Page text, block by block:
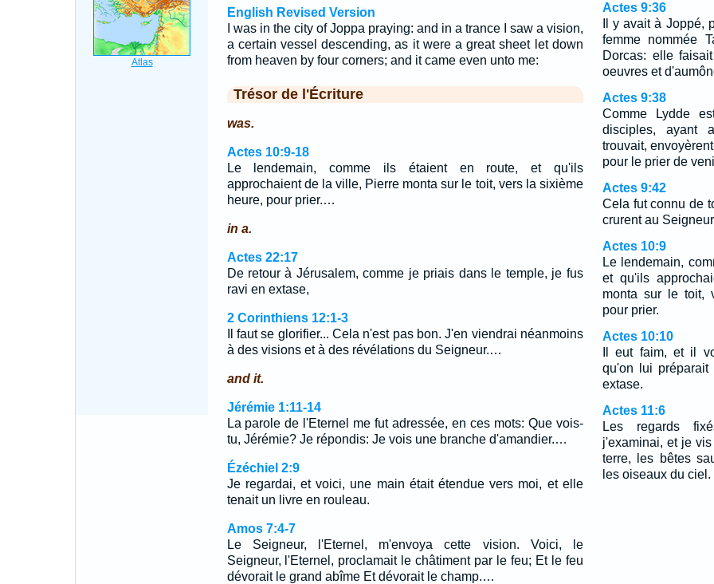
English Revised Version
I was in the city of Joppa praying: and in a trance I saw a vision,
a certain vessel descending, as it were a great sheet let down
from heaven by four corners; and it came even unto me:
Trésor de l'Écriture
was.
Actes 10:9-18
Le lendemain, comme ils étaient en route, et qu'ils
approchaient de la ville, Pierre monta sur le toit, vers la sixième
heure, pour prier.…
in a.
Actes 22:17
De retour à Jérusalem, comme je priais dans le temple, je fus
ravi en extase,
2 Corinthiens 12:1-3
Il faut se glorifier... Cela n'est pas bon. J'en viendrai néanmoins
à des visions et à des révélations du Seigneur.…
and it.
Jérémie 1:11-14
La parole de l'Eternel me fut adressée, en ces mots: Que vois-
tu, Jérémie? Je répondis: Je vois une branche d'amandier.…
Ézéchiel 2:9
Je regardai, et voici, une main était étendue vers moi, et elle
tenait un livre en rouleau.
Amos 7:4-7
Le Seigneur, l'Eternel, m'envoya cette vision. Voici, le
Seigneur, l'Eternel, proclamait le châtiment par le feu; Et le feu
dévorait le grand abîme Et dévorait le champ.…
Actes 9:36
Il y avait à Joppé,
femme nommée
Dorcas: elle
oeuvres et
Actes 9:38
Comme Lydde
disciples, ayant
trouvait,
pour le prier de
Actes 9:42
Cela fut connu de
crurent au
Actes 10:9
Le lendemain,
et qu'ils
monta sur le toit,
pour prier.
Actes 10:10
Il eut faim, et il
qu'on lui préparait
extase.
Actes 11:6
Les regards
j'examinai, et je
terre, les bêtes
les oiseaux du ciel.